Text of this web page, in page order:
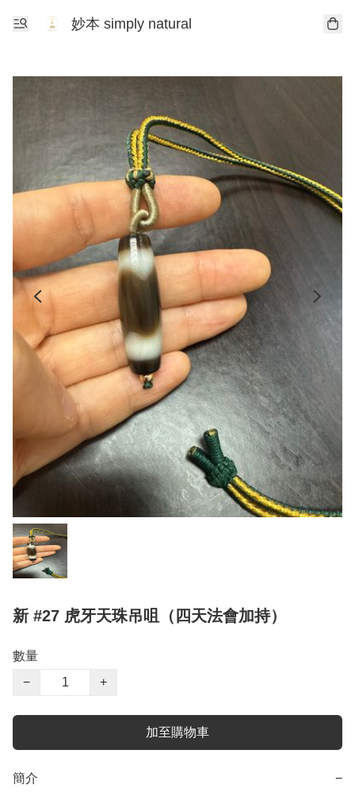
妙本 simply natural
新 #27 虎牙天珠吊咀（四天法會加持）
數量
−
+
加至購物車
簡介 −